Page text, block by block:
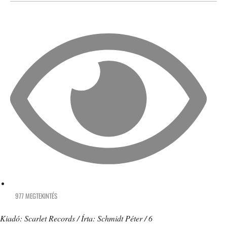
977 MEGTEKINTÉS
Kiadó: Scarlet Records / Írta: Schmidt Péter / 6